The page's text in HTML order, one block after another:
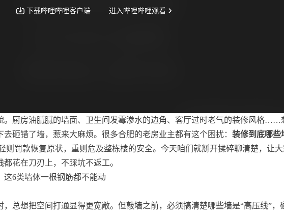
。厨房油腻腻的墙面、卫生间发霉渗水的边角、客厅过时老气的装修风格……
去砸错了墙，惹来大麻烦。很多合肥的老房业主都有这个困扰：装修到底哪些
则罚款恢复原状，重则危及整栋楼的安全。今天咱们就掰开揉碎聊清楚，让
花在刀刃上，不踩坑不返工。
6类墙体一根钢筋都不能动
总想把空间打通显得更宽敞。但敲墙之前，必须搞清楚哪些墙是“高压线”，